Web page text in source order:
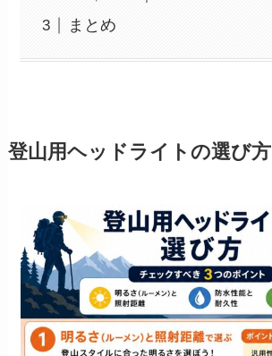
まとめ
登山用ヘッドライトの選び方